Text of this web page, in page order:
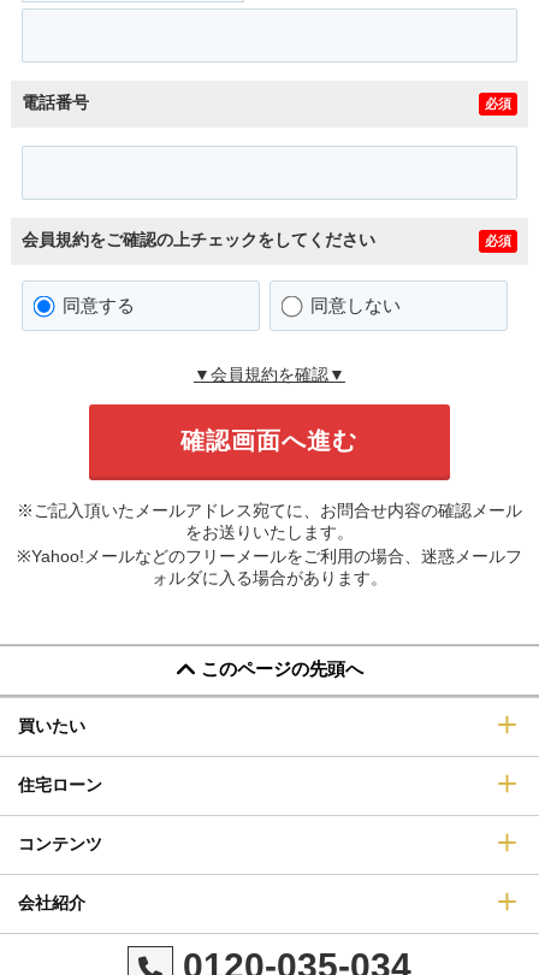
電話番号 必須
会員規約をご確認の上チェックをしてください 必須
同意する 同意しない
▼会員規約を確認▼
※ご記入頂いたメールアドレス宛てに、お問合せ内容の確認メール
をお送りいたします。
※Yahoo!メールなどのフリーメールをご利用の場合、迷惑メールフ
ォルダに入る場合があります。
このページの先頭へ
買いたい
住宅ローン
コンテンツ
会社紹介
0120-035-034